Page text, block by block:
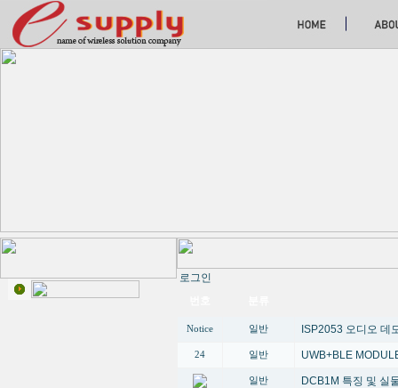
로그인
Notice 일반 ISP2053 오디오 데
24 일반 UWB+BLE
일반 DCB1M 특징 및 실